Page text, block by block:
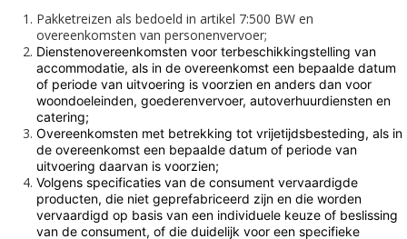
Pakketreizen als bedoeld in artikel 7:500 BW en
overeenkomsten van personenvervoer;
Dienstenovereenkomsten voor terbeschikkingstelling van
accommodatie, als in de overeenkomst een bepaalde datum
of periode van uitvoering is voorzien en anders dan voor
woondoeleinden, goederenvervoer, autoverhuurdiensten en
catering;
Overeenkomsten met betrekking tot vrijetijdsbesteding, als in
de overeenkomst een bepaalde datum of periode van
uitvoering daarvan is voorzien;
Volgens specificaties van de consument vervaardigde
producten, die niet geprefabriceerd zijn en die worden
vervaardigd op basis van een individuele keuze of beslissing
van de consument, of die duidelijk voor een specifieke